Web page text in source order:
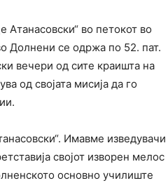
Атанасовски“ во петокот во
Долнени се одржа по 52. пат.
вечери од сите краишта на
од својата мисија да го
Имавме изведувачи
својот изворен мелос
основно училиште